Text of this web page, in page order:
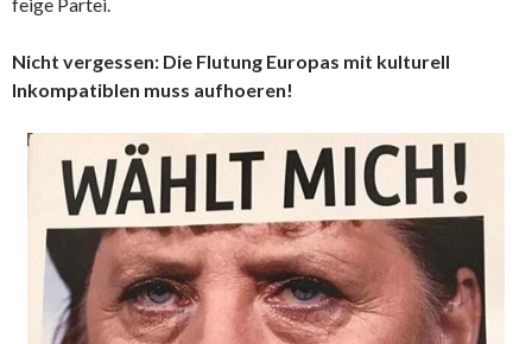
feige Partei.
Nicht vergessen: Die Flutung Europas mit kulturell
Inkompatiblen muss aufhoeren!